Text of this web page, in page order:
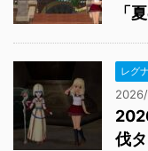
「
レグ
伐